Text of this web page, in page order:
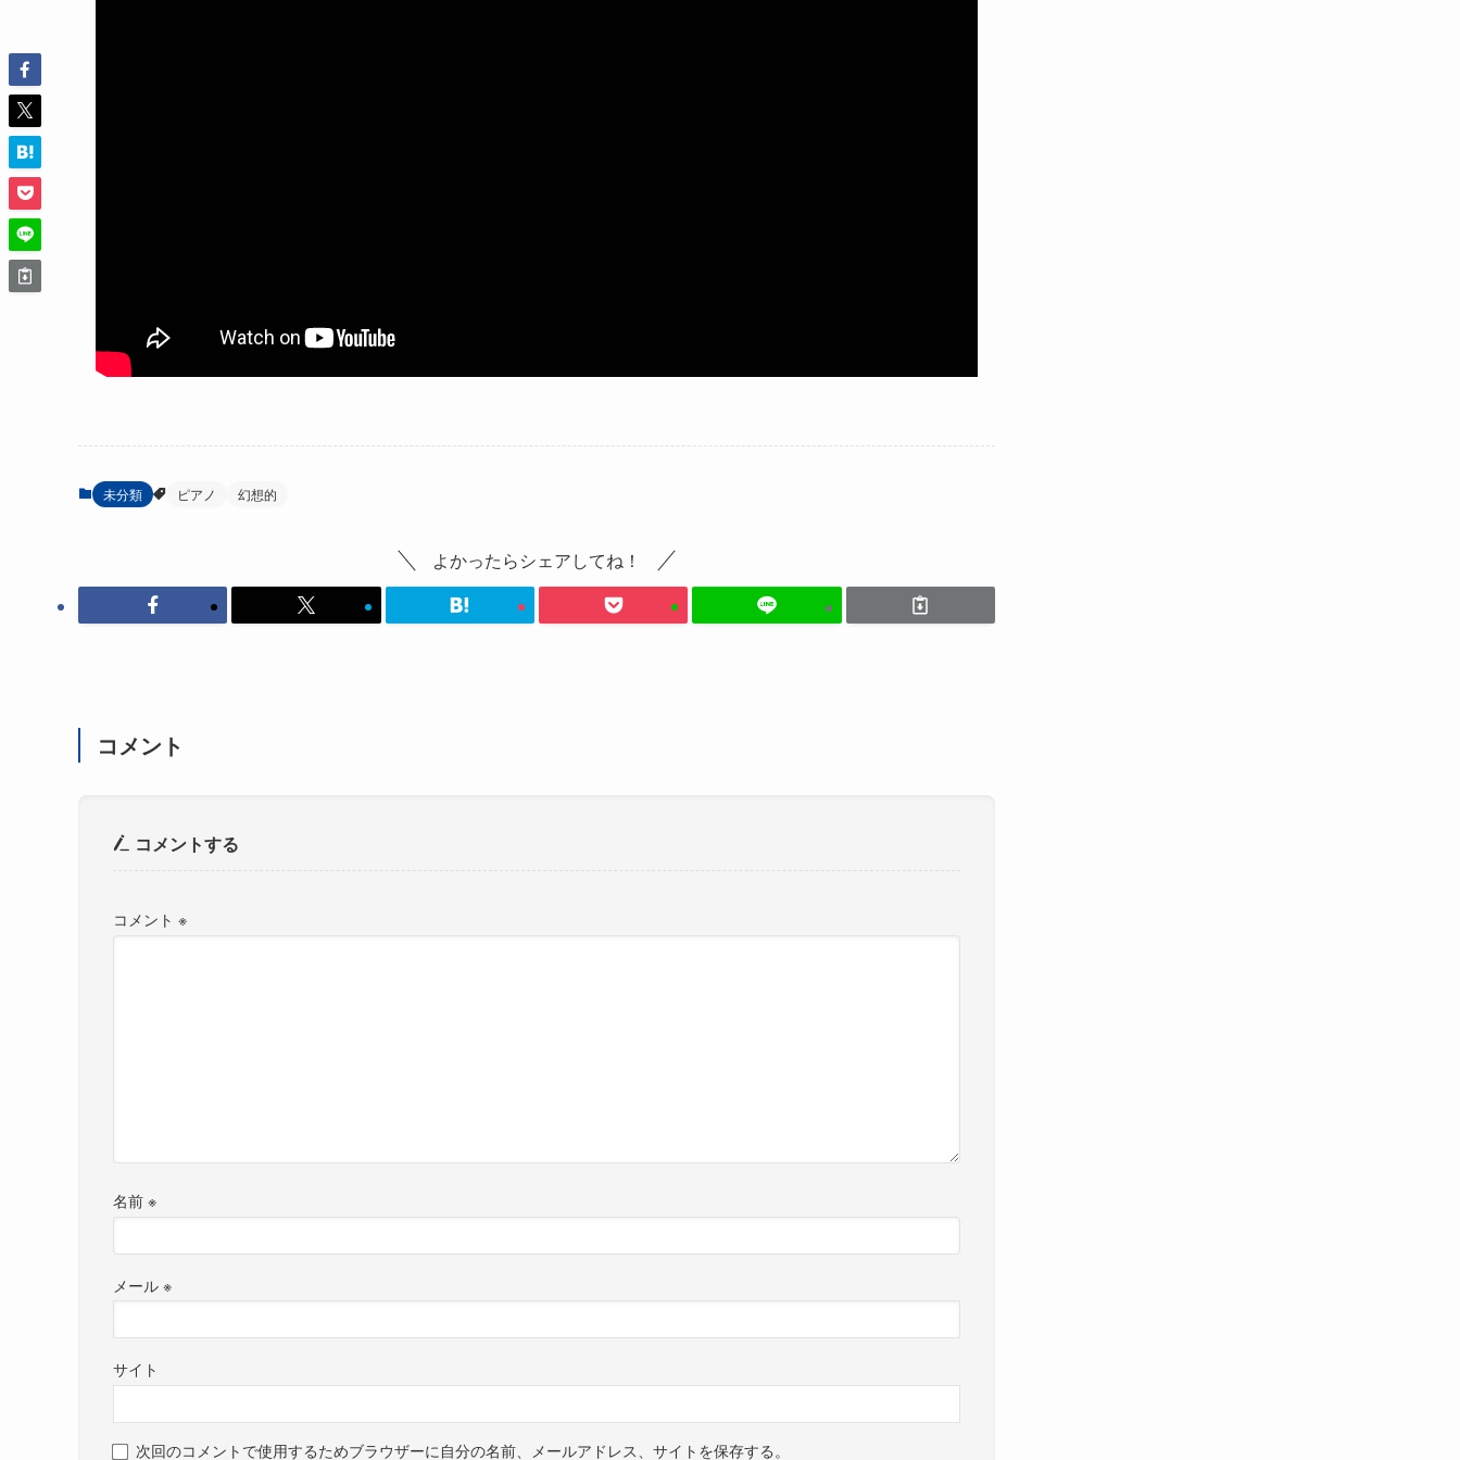
未分類 ピアノ 幻想的
よかったらシェアしてね！
コメント
コメントする
コメント ※
名前※
メール※
サイト
次回のコメントで使用するためブラウザーに自分の名前、メールアドレス、サイトを保存する。